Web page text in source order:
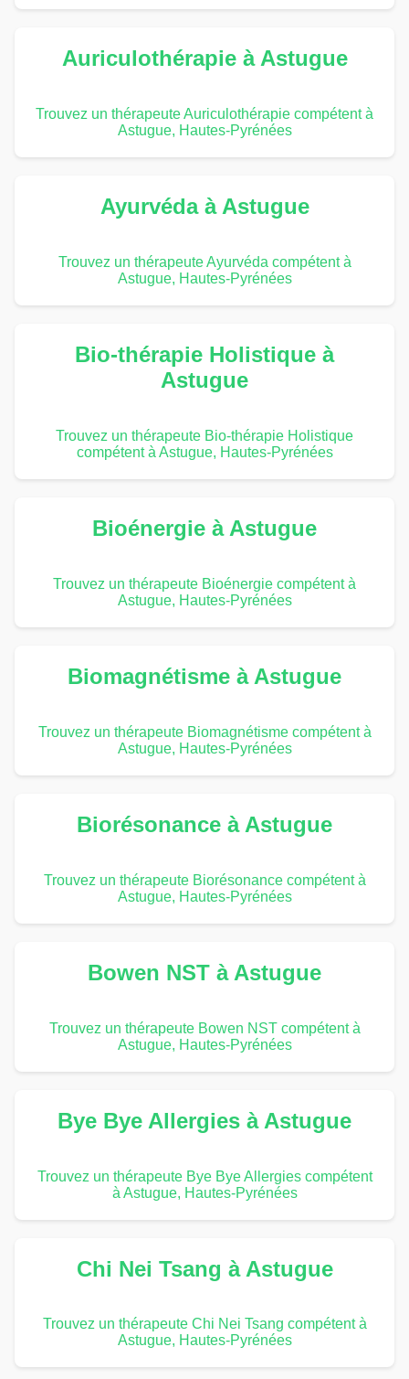
Auriculothérapie à Astugue
Trouvez un thérapeute Auriculothérapie compétent à
Astugue, Hautes-Pyrénées
Ayurvéda à Astugue
Trouvez un thérapeute Ayurvéda compétent à
Astugue, Hautes-Pyrénées
Bio-thérapie Holistique à
Astugue
Trouvez un thérapeute Bio-thérapie Holistique
compétent à Astugue, Hautes-Pyrénées
Bioénergie à Astugue
Trouvez un thérapeute Bioénergie compétent à
Astugue, Hautes-Pyrénées
Biomagnétisme à Astugue
Trouvez un thérapeute Biomagnétisme compétent à
Astugue, Hautes-Pyrénées
Biorésonance à Astugue
Trouvez un thérapeute Biorésonance compétent à
Astugue, Hautes-Pyrénées
Bowen NST à Astugue
Trouvez un thérapeute Bowen NST compétent à
Astugue, Hautes-Pyrénées
Bye Bye Allergies à Astugue
Trouvez un thérapeute Bye Bye Allergies compétent
à Astugue, Hautes-Pyrénées
Chi Nei Tsang à Astugue
Trouvez un thérapeute Chi Nei Tsang compétent à
Astugue, Hautes-Pyrénées